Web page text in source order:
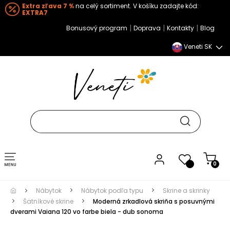
Extra zľava 7 %na celý sortiment. V košíku zadajte kód:
EXTRA7
Bonusový program | Doprava | Kontakty | Blog
Veneti SK
0
Toggle navigation
Nábytok Nábytok podľa typu
Skrine a skrinky
Šatníkové skrine
Moderná zrkadlová skriňa s posuvnými
dverami Vaiana 120 vo farbe biela - dub sonoma